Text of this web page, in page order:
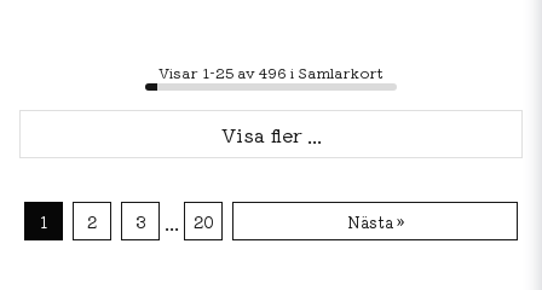
Visar 1-25 av 496 i Samlarkort
Visa fler ...
1 2 3 ... 20 Nästa »